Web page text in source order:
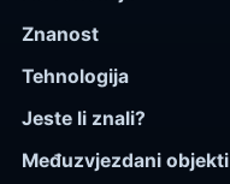
Znanost
Tehnologija
Jeste li znali?
Međuzvjezdani objekti